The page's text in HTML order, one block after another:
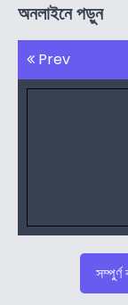
অনলাইনে পড়ুন
Prev